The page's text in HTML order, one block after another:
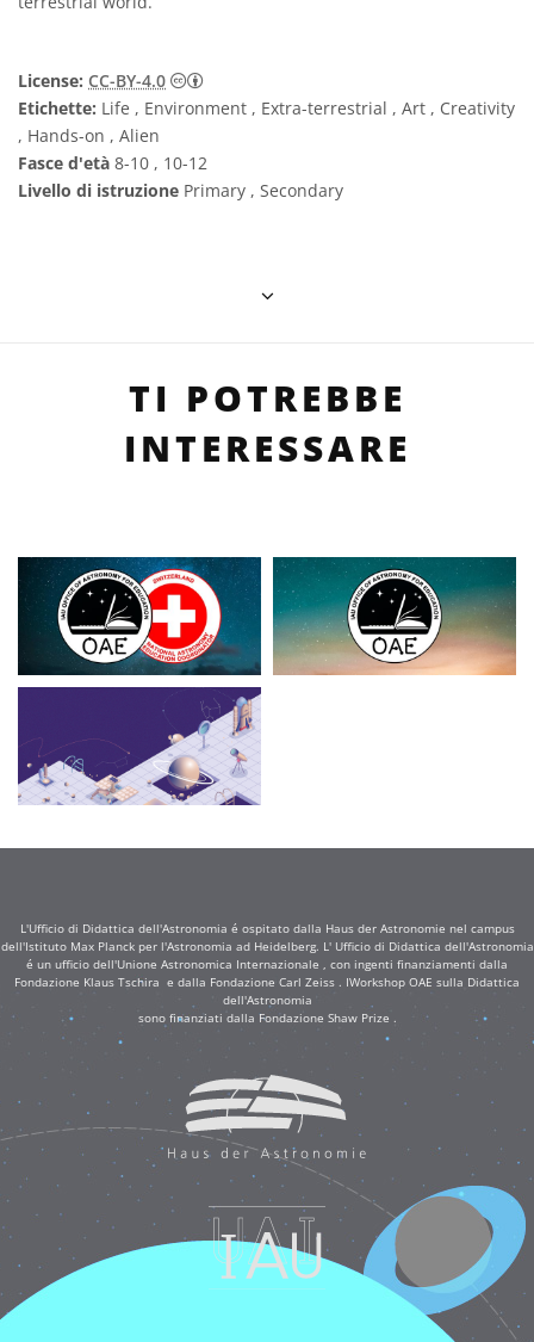
License: CC-BY-4.0
Creative Commons Attribuzione 4.0
Etichette: Life , Environment , Extra-terrestrial , Art , Creativity
, Hands-on , Alien
Fasce d'età 8-10 , 10-12
Livello di istruzione Primary , Secondary
TI POTREBBE
INTERESSARE
L'Ufficio di Didattica dell'Astronomia é ospitato dalla Haus der Astronomie nel campus
dell'Istituto Max Planck per l'Astronomia ad Heidelberg. L' Ufficio di Didattica dell'Astronomia
é un ufficio dell'Unione Astronomica Internazionale , con ingenti finanziamenti dalla
Fondazione Klaus Tschira e dalla Fondazione Carl Zeiss . IWorkshop OAE sulla Didattica
dell'Astronomia
sono finanziati dalla Fondazione Shaw Prize .